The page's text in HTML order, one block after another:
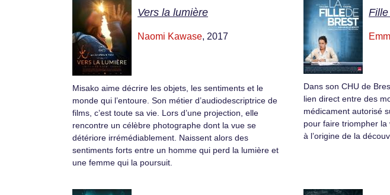
Vers la lumière
Naomi Kawase, 2017
Misako aime décrire les objets, les sentiments et le
monde qui l’entoure. Son métier d’audiodescriptrice de
films, c’est toute sa vie. Lors d’une projection, elle
rencontre un célèbre photographe dont la vue se
détériore irrémédiablement. Naissent alors des
sentiments forts entre un homme qui perd la lumière et
une femme qui la poursuit.
Dans son CHU de
lien direct entre des
médicament autorisé
pour faire triompher la
à l’origine de la